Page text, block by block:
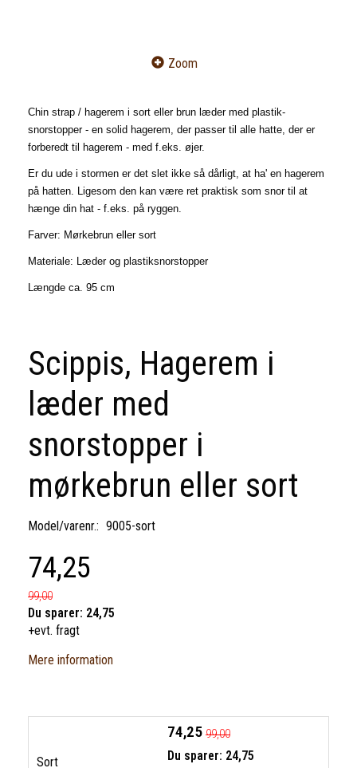
Zoom
Chin strap / hagerem i sort eller brun læder med plastik-
snorstopper - en solid hagerem, der passer til alle hatte, der er
forberedt til hagerem - med f.eks. øjer.
Er du ude i stormen er det slet ikke så dårligt, at ha' en hagerem
på hatten. Ligesom den kan være ret praktisk som snor til at
hænge din hat - f.eks. på ryggen.
Farver: Mørkebrun eller sort
Materiale: Læder og plastiksnorstopper
Længde ca. 95 cm
Scippis, Hagerem i
læder med
snorstopper i
mørkebrun eller sort
Model/varenr.: 9005-sort
74,25
99,00
Du sparer: 24,75
+evt. fragt
Mere information
Sort
74,25 99,00
Du sparer: 24,75